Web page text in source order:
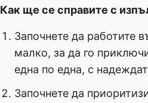
Как ще се справите с
Започнете да работите
малко, за да го
една по една, с
Започнете да